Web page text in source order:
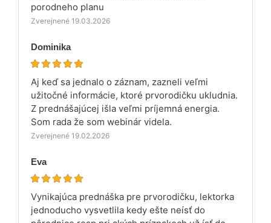
porodneho planu
Zverejnené 19.03.2026
Dominika
Aj keď sa jednalo o záznam, zazneli veľmi
užitočné informácie, ktoré prvorodičku ukludnia.
Z prednášajúcej išla veľmi príjemná energia.
Som rada že som webinár videla.
Zverejnené 19.02.2026
Eva
Vynikajúca prednáška pre prvorodičku, lektorka
jednoducho vysvetlila kedy ešte neísť do